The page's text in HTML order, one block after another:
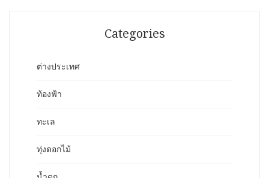
Categories
ต่างประเทศ
ท้องฟ้า
ทะเล
ทุ่งดอกไม้